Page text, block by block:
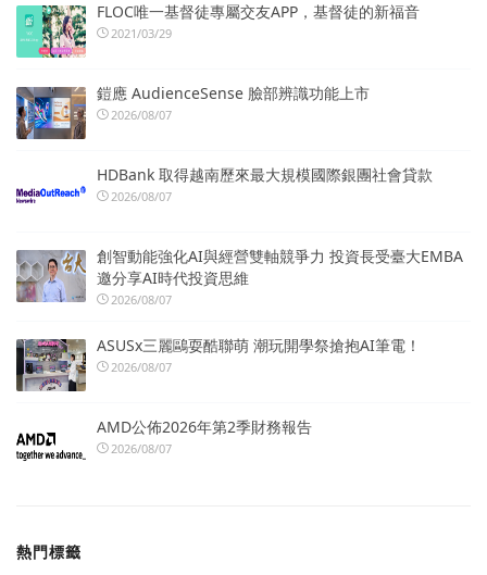
FLOC唯一基督徒專屬交友APP，基督徒的新福音
2021/03/29
鎧應 AudienceSense 臉部辨識功能上市
2026/08/07
HDBank 取得越南歷來最大規模國際銀團社會貸款
2026/08/07
創智動能強化AI與經營雙軸競爭力 投資長受臺大EMBA
邀分享AI時代投資思維
2026/08/07
ASUSx三麗鷗耍酷聯萌 潮玩開學祭搶抱AI筆電！
2026/08/07
AMD公佈2026年第2季財務報告
2026/08/07
熱門標籤